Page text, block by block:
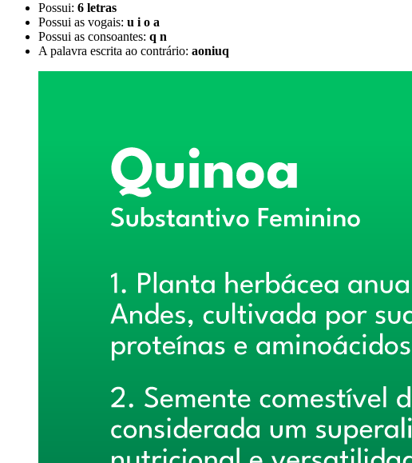
Possui: 6 letras
Possui as vogais: u i o a
Possui as consoantes: q n
A palavra escrita ao contrário: aoniuq